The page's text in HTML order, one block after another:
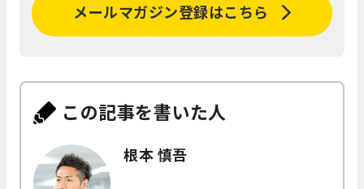
メールマガジン登録はこちら
この記事を書いた人
根本 慎吾